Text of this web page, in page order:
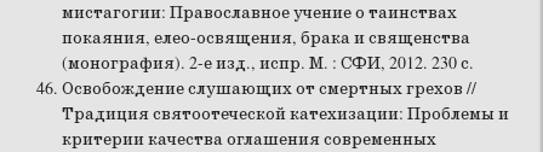
мистагогии: Православное учение о таинствах
покаяния, елео-освящения, брака и священства
(монография). 2-е изд., испр. М. : СФИ, 2012. 230 с.
Освобождение слушающих от смертных грехов //
Традиция святоотеческой катехизации: Проблемы и
критерии качества оглашения современных